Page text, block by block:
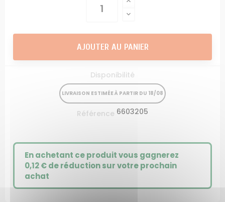
AJOUTER AU PANIER
Disponibilité
LIVRAISON ESTIMÉE À PARTIR DU 18/08
Référence 6603205
En achetant ce produit vous gagnerez
0,12 €de réduction sur votre prochain
achat